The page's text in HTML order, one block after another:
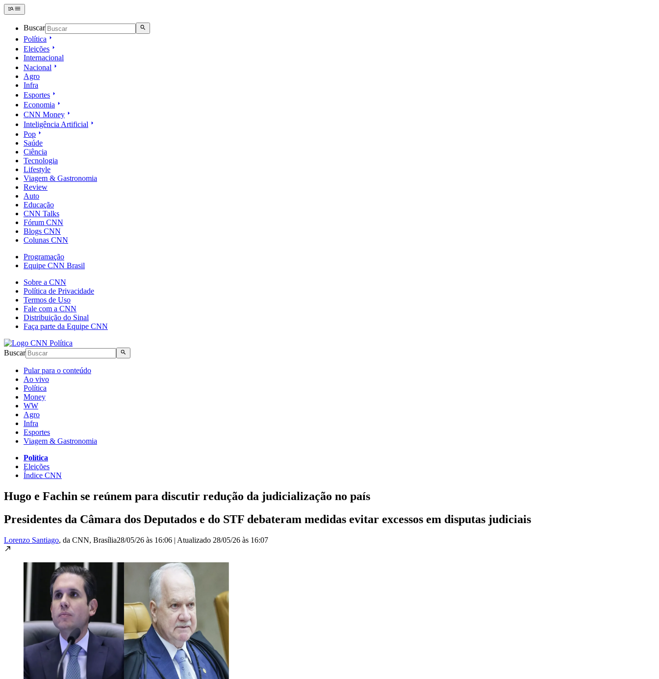
Buscar
Política
Eleições
Internacional
Nacional
Agro
Infra
Esportes
Economia
CNN Money
Inteligência Artificial
Pop
Saúde
Ciência
Tecnologia
Lifestyle
Viagem & Gastronomia
Review
Auto
Educação
CNN Talks
Fórum CNN
Blogs CNN
Colunas CNN
Programação
Equipe CNN Brasil
Sobre a CNN
Política de Privacidade
Termos de Uso
Fale com a CNN
Distribuição do Sinal
Faça parte da Equipe CNN
Buscar
Pular para o conteúdo
Ao vivo
Política
Money
WW
Agro
Infra
Esportes
Viagem & Gastronomia
Política
Eleições
Índice CNN
Hugo e Fachin se reúnem para discutir redução da judicialização no país
Presidentes da Câmara dos Deputados e do STF debateram medidas evitar excessos em disputas judiciais
Lorenzo Santiago, da CNN, Brasília28/05/26 às 16:06 | Atualizado 28/05/26 às 16:07